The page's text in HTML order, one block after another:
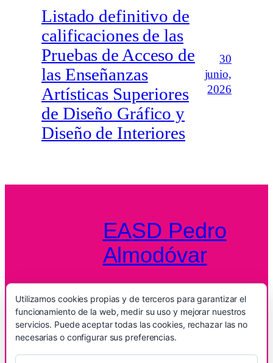
Listado definitivo de
calificaciones de las
Pruebas de Acceso de
las Enseñanzas
Artísticas Superiores
de Diseño Gráfico y
Diseño de Interiores
30
junio,
2026
EASD Pedro
Almodóvar
Escuela de Arte y Superior de DiseñoPedro Almodóvar
Plaza de la Provincia, 1
13001 Ciudad Real (España)
Tel: +34 926 224 000
Utilizamos cookies propias y de terceros para garantizar el
funcionamiento de la web, medir su uso y mejorar nuestros
servicios. Puede aceptar todas las cookies, rechazar las no
necesarias o configurar sus preferencias.